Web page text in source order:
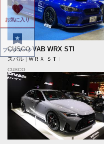
CUSCO VAB WRX STI
スバル | ＷＲＸ ＳＴＩ
CUSCO
お気に入り
ブックマーク